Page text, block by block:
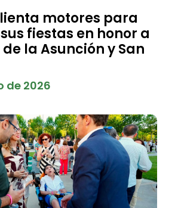
motores para
fiestas en honor a
la Asunción y San
de 2026